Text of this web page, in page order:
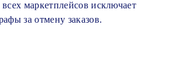
маркетплейсов исключает
за отмену заказов.